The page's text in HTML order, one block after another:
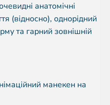
анатомічні
(відносно), однорідний
та гарний зовнішній
манекен на